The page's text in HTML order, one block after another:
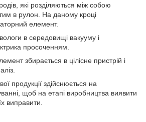
які розділяються між собою
в рулон. На даному кроці
елемент.
в середовищі вакууму і
просоченням.
збирається в цілісне пристрій і
продукції здійснюється на
щоб на етапі виробництва виявити
виправити.